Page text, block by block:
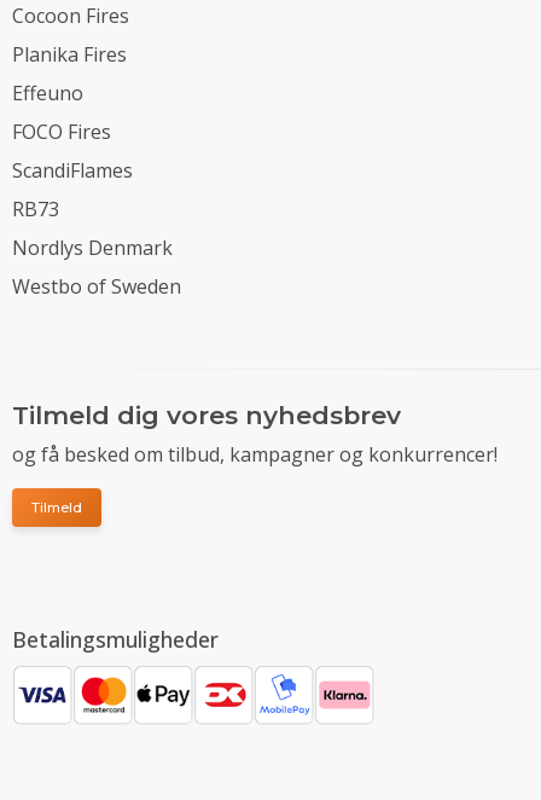
Cocoon Fires
Planika Fires
Effeuno
FOCO Fires
ScandiFlames
RB73
Nordlys Denmark
Westbo of Sweden
Tilmeld dig vores nyhedsbrev
og få besked om tilbud, kampagner og konkurrencer!
Tilmeld
Betalingsmuligheder